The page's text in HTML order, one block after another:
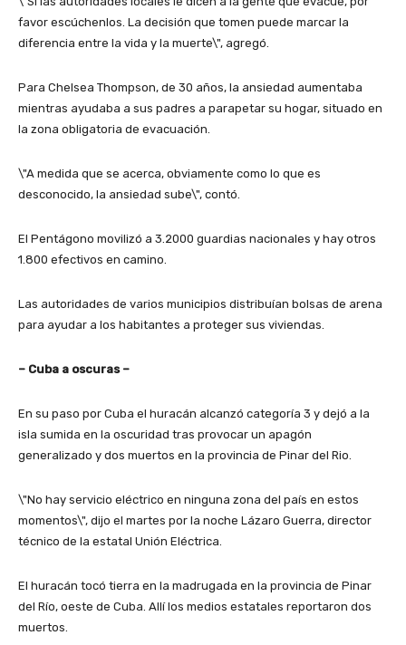
favor escúchenlos. La decisión que tomen puede marcar la
diferencia entre la vida y la muerte\", agregó.
Para Chelsea Thompson, de 30 años, la ansiedad aumentaba
mientras ayudaba a sus padres a parapetar su hogar, situado en
la zona obligatoria de evacuación.
\"A medida que se acerca, obviamente como lo que es
desconocido, la ansiedad sube\", contó.
El Pentágono movilizó a 3.2000 guardias nacionales y hay otros
1.800 efectivos en camino.
Las autoridades de varios municipios distribuían bolsas de arena
para ayudar a los habitantes a proteger sus viviendas.
– Cuba a oscuras –
En su paso por Cuba el huracán alcanzó categoría 3 y dejó a la
isla sumida en la oscuridad tras provocar un apagón
generalizado y dos muertos en la provincia de Pinar del Rio.
\"No hay servicio eléctrico en ninguna zona del país en estos
momentos\", dijo el martes por la noche Lázaro Guerra, director
técnico de la estatal Unión Eléctrica.
El huracán tocó tierra en la madrugada en la provincia de Pinar
del Río, oeste de Cuba. Allí los medios estatales reportaron dos
muertos.